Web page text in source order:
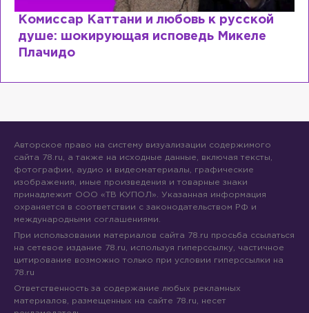
к русской
Микеле
Специалист с напрасным
почему мир разочаровался
Авторское право на систему визуализации содержимого
сайта 78.ru, а также на исходные данные, включая тексты,
фотографии, аудио и видеоматериалы, графические
изображения, иные произведения и товарные знаки
принадлежит ООО «ТВ КУПОЛ». Указанная информация
охраняется в соответствии с законодательством РФ и
международными соглашениями.
При использовании материалов сайта 78.ru просьба ссылаться
на сетевое издание 78.ru, используя гиперссылку, частичное
цитирование возможно только при условии гиперссылки на
78.ru
Ответственность за содержание любых рекламных
материалов, размещенных на сайте 78.ru, несет